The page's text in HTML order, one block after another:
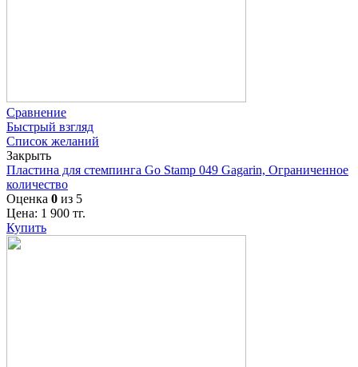
Сравнение
Быстрый взгляд
Список желаний
Закрыть
Пластина для стемпинга Go Stamp 049 Gagarin, Ограниченное
количество
Оценка 0 из 5
Цена: 1 900 тг.
Купить